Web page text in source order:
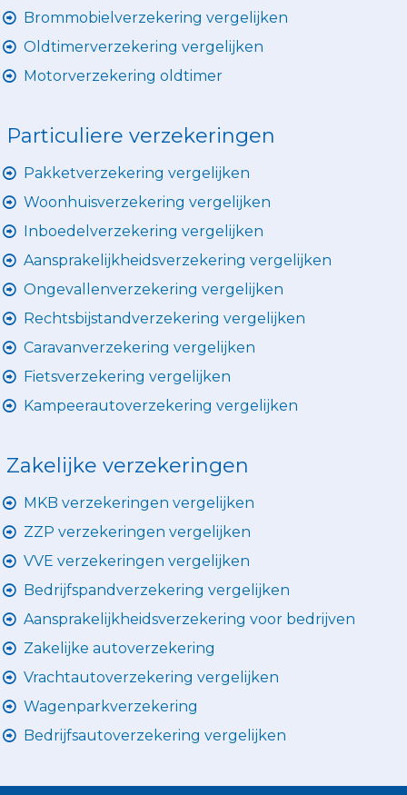
Brommobielverzekering vergelijken
Oldtimerverzekering vergelijken
Motorverzekering oldtimer
Particuliere verzekeringen
Pakketverzekering vergelijken
Woonhuisverzekering vergelijken
Inboedelverzekering vergelijken
Aansprakelijkheidsverzekering vergelijken
Ongevallenverzekering vergelijken
Rechtsbijstandverzekering vergelijken
Caravanverzekering vergelijken
Fietsverzekering vergelijken
Kampeerautoverzekering vergelijken
Zakelijke verzekeringen
MKB verzekeringen vergelijken
ZZP verzekeringen vergelijken
VVE verzekeringen vergelijken
Bedrijfspandverzekering vergelijken
Aansprakelijkheidsverzekering voor bedrijven
Zakelijke autoverzekering
Vrachtautoverzekering vergelijken
Wagenparkverzekering
Bedrijfsautoverzekering vergelijken